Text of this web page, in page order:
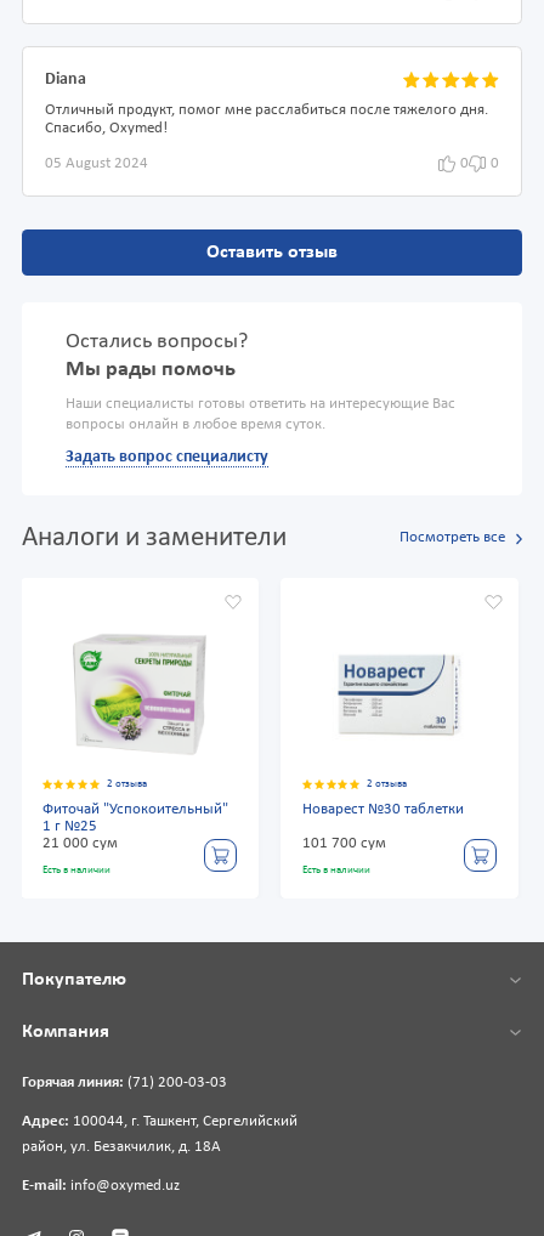
Diana
Отличный продукт, помог мне расслабиться после тяжелого дня.
Спасибо, Oxymed!
05 August 2024 0 0
Оставить отзыв
Остались вопросы?
Мы рады помочь
Наши специалисты готовы ответить на интересующие Вас
вопросы онлайн в любое время суток.
Задать вопрос специалисту
Аналоги и заменители Посмотреть все
2 отзыва
Фиточай "Успокоительный"
1 г №25
21 000 сум
Есть в наличии
2 отзыва
Новарест №30 таблетки
101 700 сум
Есть в наличии
Горячая линия: (71) 200-03-03
Адрес: 100044, г. Ташкент, Сергелийский
район, ул. Безакчилик, д. 18А
E-mail: info@oxymed.uz
Покупателю
Компания